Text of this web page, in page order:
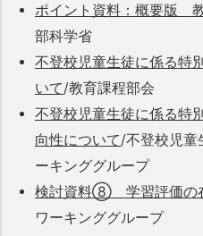
ポイント資料：概要版
部科学省
不登校児童生徒に係る特
いて/教育課程部会
不登校児童生徒に係る特
向性について/不登校児童
ーキンググループ
検討資料⑧ 学習評価の
ワーキンググループ